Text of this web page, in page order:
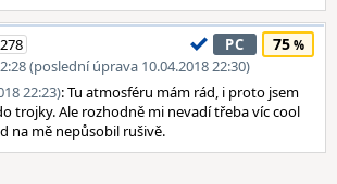
(poslední úprava 10.04.2018 22:30)
PC 75
22:23): Tu atmosféru mám rád, i proto jsem
trojky. Ale rozhodně mi nevadí třeba víc cool
na mě nepůsobil rušivě.